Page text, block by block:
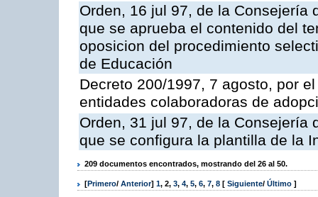
Orden, 16 jul 97, de la Consejería
que se aprueba el contenido del
oposicion del procedimiento
de Educación
Decreto 200/1997, 7 agosto, por
entidades colaboradoras de
Orden, 31 jul 97, de la Consejería
que se configura la plantilla de la
209 documentos encontrados, mostrando del 26 al 50.
[Primero/ Anterior] 1, 2, 3, 4, 5, 6, 7, 8 [ Siguiente/ Último ]